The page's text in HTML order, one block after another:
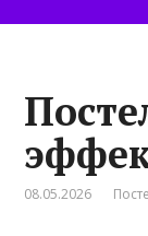
08.05.2026